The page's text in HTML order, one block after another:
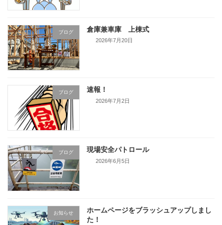
ブログ 倉庫兼車庫 上棟式
2026年7月20日
ブログ 速報！
2026年7月2日
ブログ 現場安全パトロール
2026年6月5日
お知らせ
ホームページをブラッシュアップしまし
た！